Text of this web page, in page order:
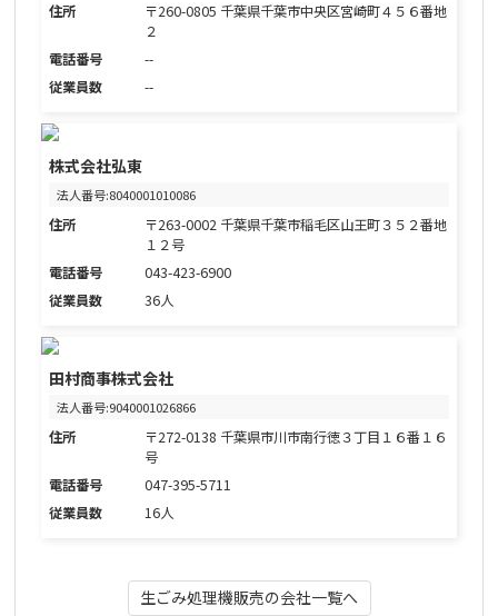
住所
〒260-0805 千葉県千葉市中央区宮崎町４５６番地
２
電話番号
--
従業員数
--
株式会社弘東
法人番号:8040001010086
住所
〒263-0002 千葉県千葉市稲毛区山王町３５２番地
１２号
電話番号
043-423-6900
従業員数
36人
田村商事株式会社
法人番号:9040001026866
住所
〒272-0138 千葉県市川市南行徳３丁目１６番１６
号
電話番号
047-395-5711
従業員数
16人
生ごみ処理機販売の会社一覧へ